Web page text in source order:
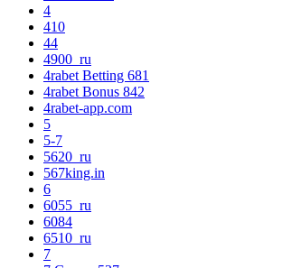
4
410
44
4900_ru
4rabet Betting 681
4rabet Bonus 842
4rabet-app.com
5
5-7
5620_ru
567king.in
6
6055_ru
6084
6510_ru
7